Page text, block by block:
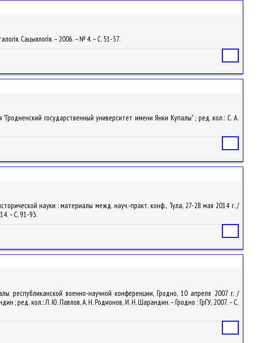
Сацыялогія. – 2006. – № 4. – С. 51-57.
государственный университет имени Янки Купалы" ; ред. кол.: С. А.
науки : материалы межд. науч.-практ. конф., Тула, 27-28 мая 2014 г. /
– С. 91-93.
республиканской военно-научной конференции, Гродно, 10 апреля 2007 г. /
; ред. кол.: Л. Ю. Павлов, А. Н. Родионов, И. Н. Шарандин. – Гродно : ГрГУ, 2007. – С.